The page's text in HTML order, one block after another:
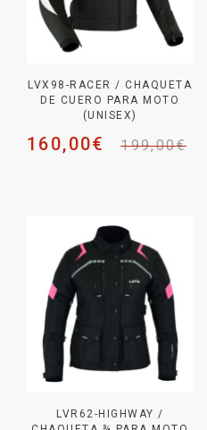
LVX98-RACER / CHAQUETA
DE CUERO PARA MOTO
(UNISEX)
199,00€
160,00€
LVR62-HIGHWAY /